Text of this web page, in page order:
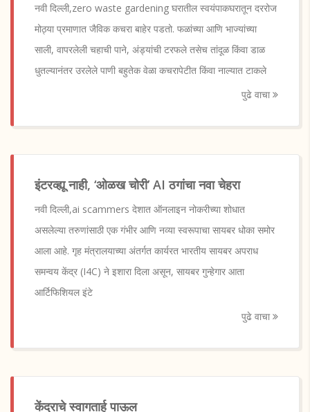
नवी दिल्ली,zero waste gardening घरातील स्वयंपाकघरातून दररोज
मोठ्या प्रमाणात जैविक कचरा बाहेर पडतो. फळांच्या आणि भाज्यांच्या
साली, वापरलेली चहाची पाने, अंड्यांची टरफले तसेच तांदूळ किंवा डाळ
धुतल्यानंतर उरलेले पाणी बहुतेक वेळा कचरापेटीत किंवा नाल्यात टाकले
पुढे वाचा
इंटरव्ह्यू नाही, ‘ओळख चोरी’ AI ठगांचा नवा चेहरा
नवी दिल्ली,ai scammers देशात ऑनलाइन नोकरीच्या शोधात
असलेल्या तरुणांसाठी एक गंभीर आणि नव्या स्वरूपाचा सायबर धोका समोर
आला आहे. गृह मंत्रालयाच्या अंतर्गत कार्यरत भारतीय सायबर अपराध
समन्वय केंद्र (I4C) ने इशारा दिला असून, सायबर गुन्हेगार आता
आर्टिफिशियल इंटे
पुढे वाचा
केंद्राचे स्वागतार्ह पाऊल